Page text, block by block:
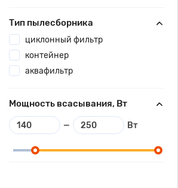
Тип пылесборника
циклонный фильтр
контейнер
аквафильтр
Мощность всасывания, Вт
— Вт